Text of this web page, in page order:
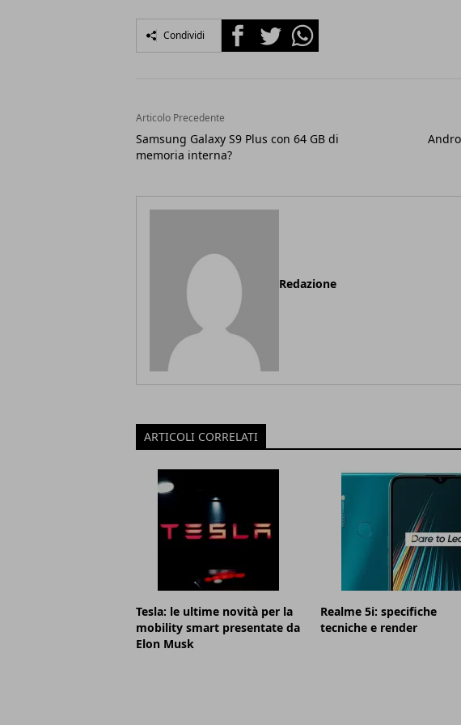
Condividi FacebookTwitterWhatsapp
Articolo Precedente
Samsung Galaxy S9 Plus con 64 GB di
memoria interna?
Redazione
ARTICOLI CORRELATI
Tesla: le ultime novità per la
mobility smart presentate da
Elon Musk
Realme 5i: specifiche
tecniche e render